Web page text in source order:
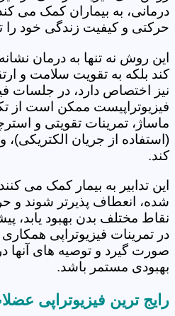
درمانی، به بیماران کمک می
حرکتی و کیفیت زندگی خود را
این روش نه تنها به درمان
کند بلکه به تقویت سلامت و
نیز اختصاص دارد، در جلسات
فیزیوتراپیست ممکن است از
ماساژ، تمرینات تقویتی و
(استفاده از جریان الکتریکی)،
کند.
این تدابیر به بیمار کمک می
شده، انعطاف پذیرتر شوند و
نقاط مختلف بدن بهبود یابد،
در تمرینات فیزیوتراپی
صورت گیرد و توصیه های آنها
بهبودی مستمر باشد.
رایج ترین فیزیوتراپی